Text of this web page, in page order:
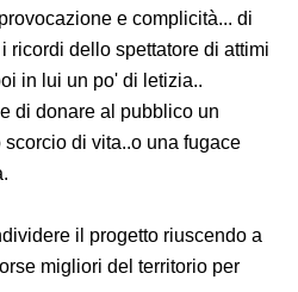
e complicità... di
ricordi dello spettatore di attimi
in lui un po' di letizia..
di donare al pubblico un
di vita..o una fugace
il progetto riuscendo a
migliori del territorio per